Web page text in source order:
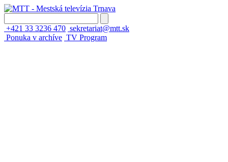
+421 33 3236 470 sekretariat@mtt.sk
Ponuka v archíve TV Program